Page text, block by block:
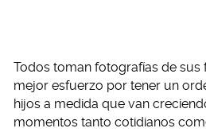
Todos toman fotografías de sus
mejor esfuerzo por tener un
hijos a medida que van
momentos tanto cotidianos